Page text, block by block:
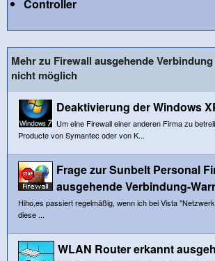
Controller
Mehr zu Firewall ausgehende
nicht möglich
Deaktivierung der Windows
Um eine Firewall einer anderen Firma zu
Producte von Symantec oder von K...
Frage zur Sunbelt Personal
ausgehende Verbindung-
Hiho,es passiert regelmäßig, wenn ich bei Vista
diese ...
WLAN Router erkannt